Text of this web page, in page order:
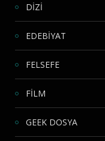
DİZİ
EDEBİYAT
FELSEFE
FİLM
GEEK DOSYA